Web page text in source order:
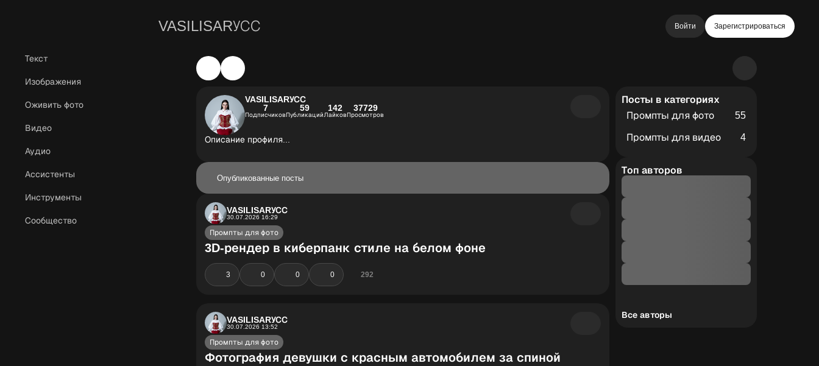
Текст
Изображения
Оживить фото
Видео
Аудио
Ассистенты
Инструменты
Сообщество
VASILISARУСС Войти Зарегистрироваться
VASILISARУСС
7
Подписчиков
59
Публикаций
142
Лайков
37729
Просмотров
Описание профиля...
Опубликованные посты
VASILISARУСС
30.07.2026 16:29
Промпты для фото
3D‑рендер в киберпанк стиле на белом фоне
3 0 0 0 292
VASILISARУСС
30.07.2026 13:52
Промпты для фото
Фотография девушки с красным автомобилем за спиной
Посты в категориях
Промпты для фото
55
Промпты для видео 4
Топ авторов
Все авторы